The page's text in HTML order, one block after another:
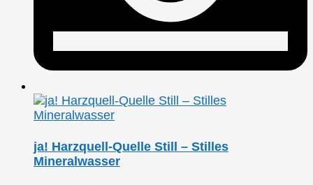
ja! Harzquell-Quelle Still – Stilles
Mineralwasser